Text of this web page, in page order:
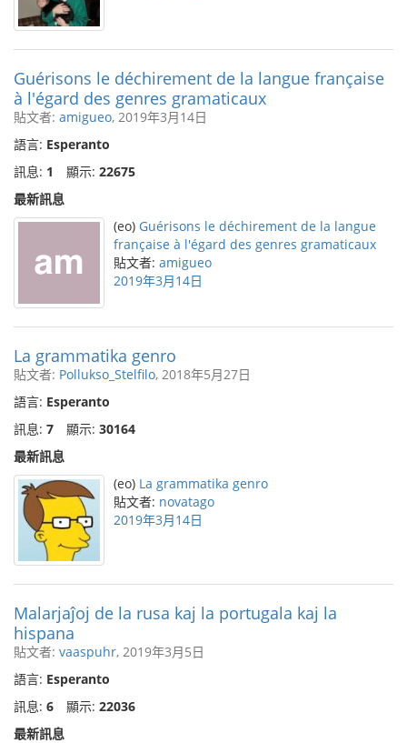
Guérisons le déchirement de la langue française
à l'égard des genres gramaticaux
貼文者: amigueo, 2019年3月14日
語言: Esperanto
訊息: 1 顯示: 22675
最新訊息
(eo) Guérisons le déchirement de la langue
française à l'égard des genres gramaticaux
貼文者: amigueo
2019年3月14日
La grammatika genro
貼文者: Pollukso_Stelfilo, 2018年5月27日
語言: Esperanto
訊息: 7 顯示: 30164
最新訊息
(eo) La grammatika genro
貼文者: novatago
2019年3月14日
Malarjaĵoj de la rusa kaj la portugala kaj la
hispana
貼文者: vaaspuhr, 2019年3月5日
語言: Esperanto
訊息: 6 顯示: 22036
最新訊息